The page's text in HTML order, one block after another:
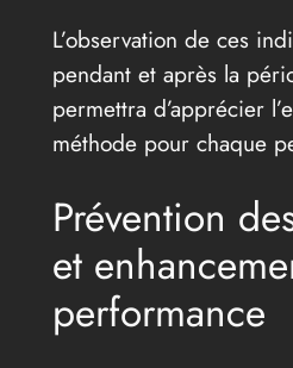
L’observation de ces
pendant et après la
permettra d’apprécier
méthode pour chaque
Prévention
et
performance